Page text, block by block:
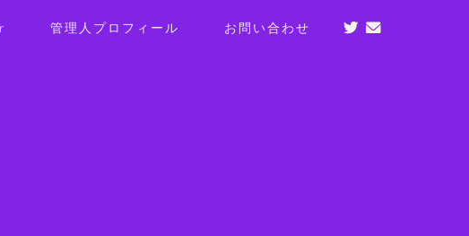
管理人プロフィール お問い合わせ